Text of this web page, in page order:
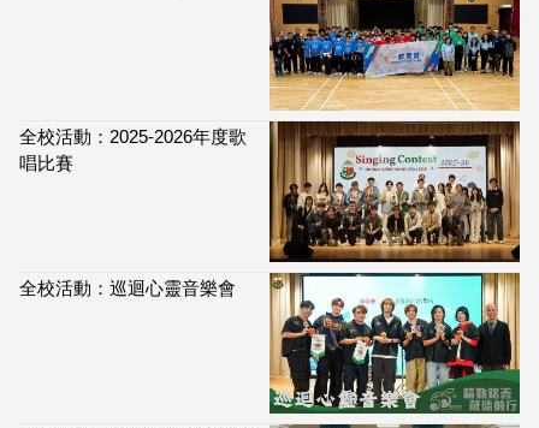
全校活動：2025-2026年度歌
唱比賽
全校活動：巡迴心靈音樂會